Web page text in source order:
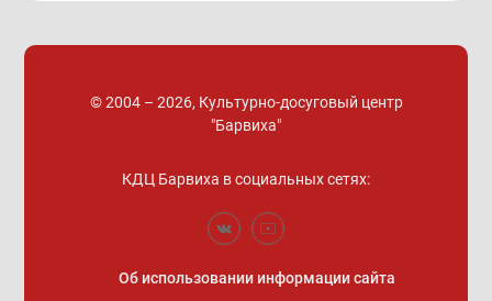
© 2004 – 2026, Культурно-досуговый центр
"Барвиха"
КДЦ Барвиха в социальных сетях:
Об использовании информации сайта